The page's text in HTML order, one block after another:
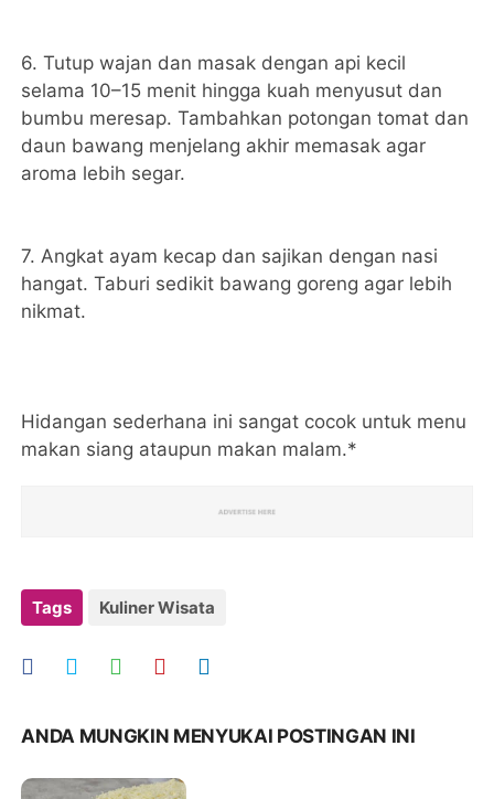
6. Tutup wajan dan masak dengan api kecil
selama 10–15 menit hingga kuah menyusut dan
bumbu meresap. Tambahkan potongan tomat dan
daun bawang menjelang akhir memasak agar
aroma lebih segar.
7. Angkat ayam kecap dan sajikan dengan nasi
hangat. Taburi sedikit bawang goreng agar lebih
nikmat.
Hidangan sederhana ini sangat cocok untuk menu
makan siang ataupun makan malam.*
Tags Kuliner Wisata
ANDA MUNGKIN MENYUKAI POSTINGAN INI